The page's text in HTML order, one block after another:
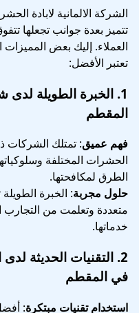
الشركة الالمانية لابادة
تتميز بعدة جوانب تجعلها
العملاء. إليك بعض
تعتبر الأفضل:
1. الخبرة الطويلة لدى
المقطم
فهم عميق: تمتلك الشركات
الحشرات المختلفة
الطرق لمكافحتها.
حلول مجربة: الخبرة
متعددة وتعلمت من التجارب
خدماتها.
2. التقنيات الحديثة
في المقطم
استخدام تقنيات مبتكرة: